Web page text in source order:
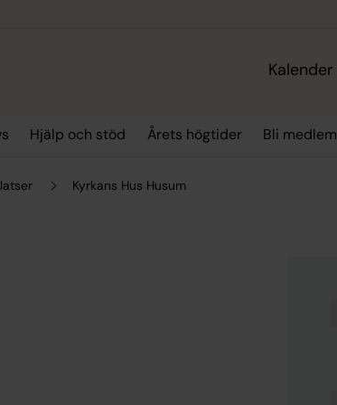
Kalender
Hjälp och stöd Årets högtider Bli medlem
Kyrkans Hus Husum